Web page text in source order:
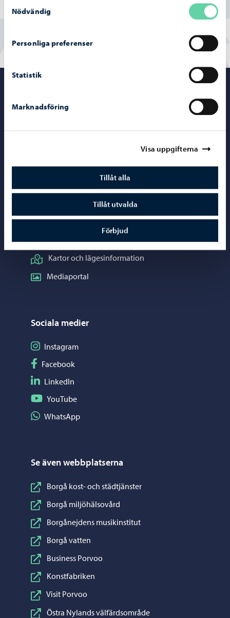
Nödvändig
Personliga preferenser
Statistik
Marknadsföring
Visa uppgifterna
Tillåt alla
Tillåt utvalda
Förbjud
Borgåinfo
Kontaktuppgifter
Elektroniska tjänster (ePorvoo)
Nätbutik
Kartor och lägesinformation
Mediaportal
Sociala medier
Följ på Instagram
Instagram
Följ på Facebook
Facebook
Följ på LinkedIn
LinkedIn
Följ på YouTube
YouTube
Dela på WhatsApp
WhatsApp
Se även webbplatserna
Borgå kost- och städtjänster
Borgå miljöhälsovård
Borgånejdens musikinstitut
Borgå vatten
Business Porvoo
Konstfabriken
Visit Porvoo
Östra Nylands välfärdsområde